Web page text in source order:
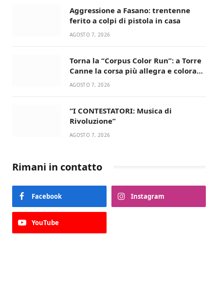
Aggressione a Fasano: trentenne
ferito a colpi di pistola in casa
AGOSTO 7, 2026
Torna la “Corpus Color Run”: a Torre
Canne la corsa più allegra e colorata
dell’estate!
AGOSTO 7, 2026
“I CONTESTATORI: Musica di
Rivoluzione”
AGOSTO 7, 2026
Rimani in contatto
Facebook Instagram
YouTube